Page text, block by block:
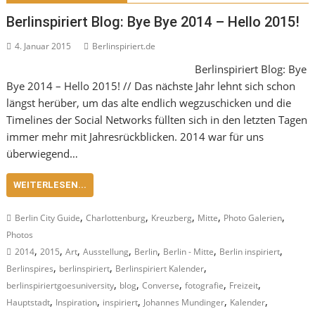
Berlinspiriert Blog: Bye Bye 2014 – Hello 2015!
4. Januar 2015 Berlinspiriert.de
Berlinspiriert Blog: Bye
Bye 2014 – Hello 2015! // Das nächste Jahr lehnt sich schon
längst herüber, um das alte endlich wegzuschicken und die
Timelines der Social Networks füllten sich in den letzten Tagen
immer mehr mit Jahresrückblicken. 2014 war für uns
überwiegend…
WEITERLESEN...
Berlin City Guide,Charlottenburg, Kreuzberg, Mitte, Photo Galerien,
Photos
2014,2015,Art,Ausstellung, Berlin, Berlin - Mitte, Berlin inspiriert,
Berlinspires, berlinspiriert, Berlinspiriert Kalender,
berlinspiriertgoesuniversity, blog,Converse,fotografie, Freizeit,
Hauptstadt, Inspiration, inspiriert, Johannes Mundinger, Kalender,